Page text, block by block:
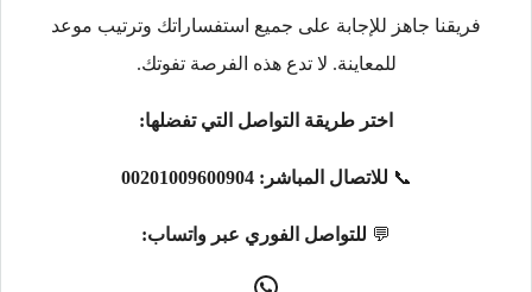
فريقنا جاهز للإجابة على جميع استفساراتك وترتيب موعد
للمعاينة. لا تدع هذه الفرصة تفوتك.
اختر طريقة التواصل التي تفضلها:
📞 للاتصال المباشر: 00201009600904
💬 للتواصل الفوري عبر واتساب: